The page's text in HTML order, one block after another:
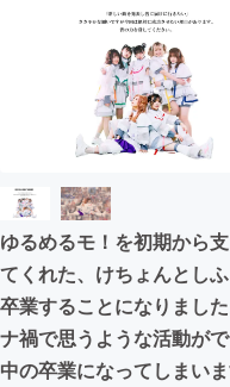
テクノロジー
映像・映画
ビジネス・起業
CAMPFIRE for
CAMPFIREふるさ
ゆるめるモ！を初期から
てくれた、けちょんとし
卒業することになりまし
ナ禍で思うような活動が
中の卒業になってしまいま